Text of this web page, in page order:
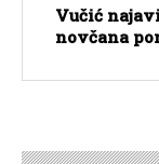
Vučić
novčana